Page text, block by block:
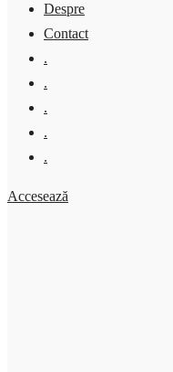
Despre
Contact
.
.
.
.
.
Accesează